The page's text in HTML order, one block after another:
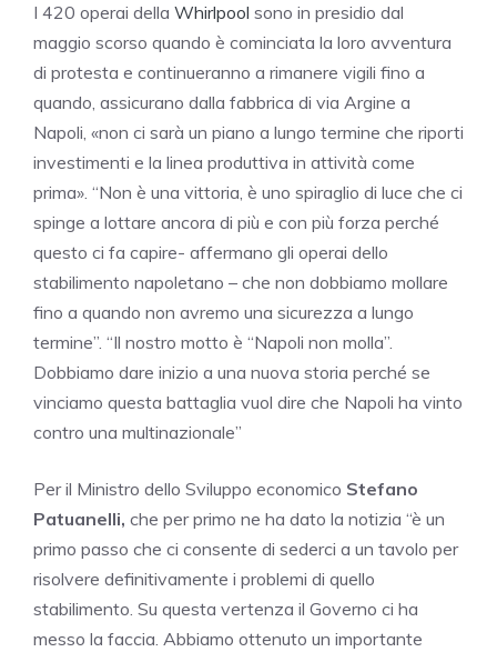
I 420 operai della Whirlpool sono in presidio dal
maggio scorso quando è cominciata la loro avventura
di protesta e continueranno a rimanere vigili fino a
quando, assicurano dalla fabbrica di via Argine a
Napoli, «non ci sarà un piano a lungo termine che riporti
investimenti e la linea produttiva in attività come
prima». “Non è una vittoria, è uno spiraglio di luce che ci
spinge a lottare ancora di più e con più forza perché
questo ci fa capire- affermano gli operai dello
stabilimento napoletano – che non dobbiamo mollare
fino a quando non avremo una sicurezza a lungo
termine”. “Il nostro motto è “Napoli non molla”.
Dobbiamo dare inizio a una nuova storia perché se
vinciamo questa battaglia vuol dire che Napoli ha vinto
contro una multinazionale”
Per il Ministro dello Sviluppo economico Stefano
Patuanelli, che per primo ne ha dato la notizia “è un
primo passo che ci consente di sederci a un tavolo per
risolvere definitivamente i problemi di quello
stabilimento. Su questa vertenza il Governo ci ha
messo la faccia. Abbiamo ottenuto un importante